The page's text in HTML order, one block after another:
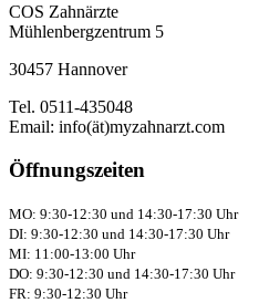
COS Zahnärzte
Mühlenbergzentrum 5
30457 Hannover
Tel. 0511-435048
Email: info(ät)myzahnarzt.com
Öffnungszeiten
MO: 9:30-12:30 und 14:30-17:30 Uhr
DI: 9:30-12:30 und 14:30-17:30 Uhr
MI: 11:00-13:00 Uhr
DO: 9:30-12:30 und 14:30-17:30 Uhr
FR: 9:30-12:30 Uhr